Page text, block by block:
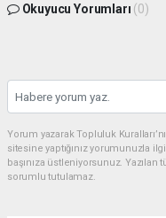
Okuyucu Yorumları (0)
Yorum yazarak Topluluk
sitesine yaptığınız yorumunuzla
başınıza üstleniyorsunuz.
sorumlu tutulamaz.